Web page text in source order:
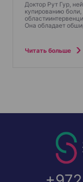
Доктор Рут Гур,
купированию
Она обладает
Читать больше